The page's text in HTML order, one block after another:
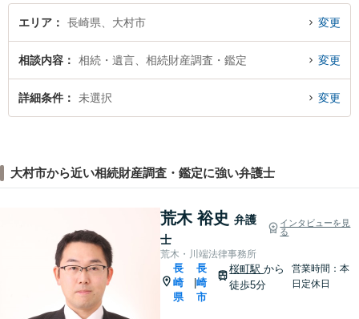
エリア 長崎県、大村市 変更
相談内容 相続・遺言、相続財産調査・鑑定 変更
詳細条件 未選択 変更
大村市から近い相続財産調査・鑑定に強い弁護士
荒木 裕史 弁護
士
インタビューを見
る
荒木・川端法律事務所
長
崎
県
長
崎
市
桜町駅から
徒歩5分
営業時間：本
日定休日